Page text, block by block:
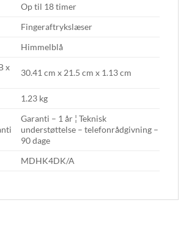
Op til 18 timer
Fingeraftrykslæser
Himmelblå
x
30.41 cm x 21.5 cm x 1.13 cm
1.23 kg
Garanti – 1 år ¦ Teknisk
understøttelse – telefonrådgivning –
90 dage
MDHK4DK/A